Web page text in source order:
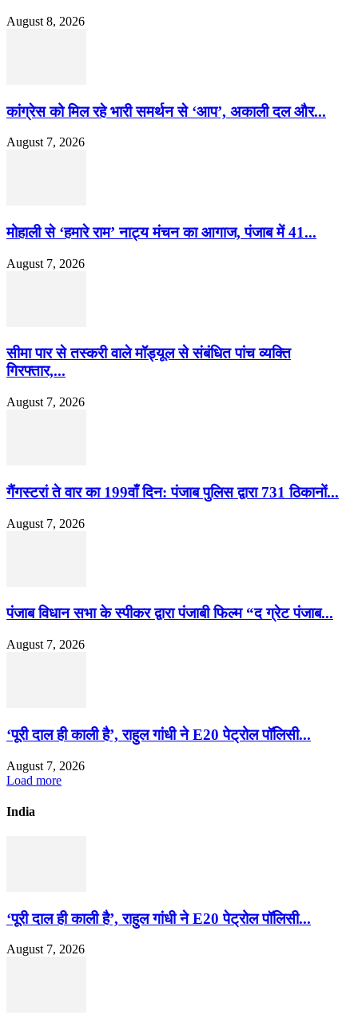
August 8, 2026
कांग्रेस को मिल रहे भारी समर्थन से ‘आप’, अकाली दल और...
August 7, 2026
मोहाली से ‘हमारे राम’ नाट्य मंचन का आगाज, पंजाब में 41...
August 7, 2026
सीमा पार से तस्करी वाले मॉड्यूल से संबंधित पांच व्यक्ति
गिरफ्तार,...
August 7, 2026
गैंगस्टरां ते वार का 199वाँ दिन: पंजाब पुलिस द्वारा 731 ठिकानों...
August 7, 2026
पंजाब विधान सभा के स्पीकर द्वारा पंजाबी फिल्म “द ग्रेट पंजाब...
August 7, 2026
‘पूरी दाल ही काली है’, राहुल गांधी ने E20 पेट्रोल पॉलिसी...
August 7, 2026
Load more
India
‘पूरी दाल ही काली है’, राहुल गांधी ने E20 पेट्रोल पॉलिसी...
August 7, 2026